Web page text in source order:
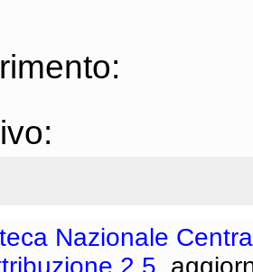
Nazionale
2.5 ,